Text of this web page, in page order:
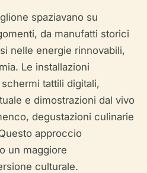
spaziavano su
da manufatti storici
nelle energie rinnovabili,
Le installazioni
tattili digitali,
e dimostrazioni dal vivo
degustazioni culinarie
approccio
un maggiore
culturale.